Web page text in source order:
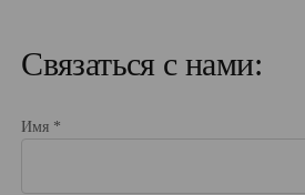
Связаться с нами:
Имя *